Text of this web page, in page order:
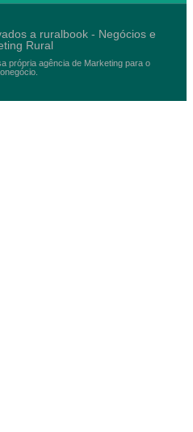
a ruralbook - Negócios e
Rural
própria agência de Marketing para o